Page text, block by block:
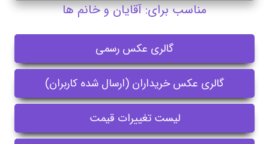
مناسب برای: آقایان و خانم ها
گالری عکس رسمی
گالری عکس خریداران (ارسال شده کاربران)
لیست تغییرات قیمت